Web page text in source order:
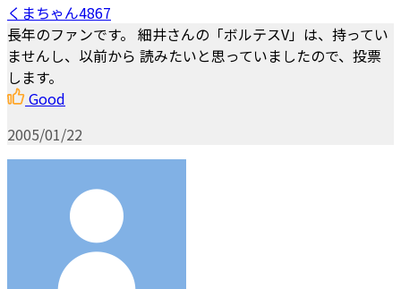
くまちゃん4867
長年のファンです。 細井さんの「ボルテスV」は、持ってい
ませんし、以前から 読みたいと思っていましたので、投票
します。
Good
2005/01/22